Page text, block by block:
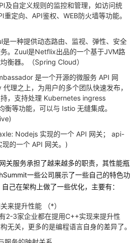
及自定义规则的监控和管理，如访问统
重定向、API鉴权、WEB防火墙等功能。
一种提供动态路由、监视、弹性、安全
。Zuul是Netflix出品的一个基于JVM路
衡器。（Spring Cloud）
是一个开源的微服务 API 网
理之上，为用户的多个团队快速发布，
，支持处理 Kubernetes ingress
等功能，可以与 Istio 无缝集成。
Nodejs 实现的一个 API 网关； api-
的一个 API 网关。)
关服务承担了越来越多的职责，其性能瓶
一些公司展示了一些自己的特色功
己在架构上做了一些优化，主要有：
来提升性能 （*）
2-3家企业都在提用C++实现来提升性
无关，更多的是编程语言自身的差异了。